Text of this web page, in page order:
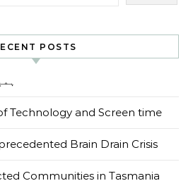
POSTS
Technology and Screen time
Brain Drain Crisis
Communities in Tasmania